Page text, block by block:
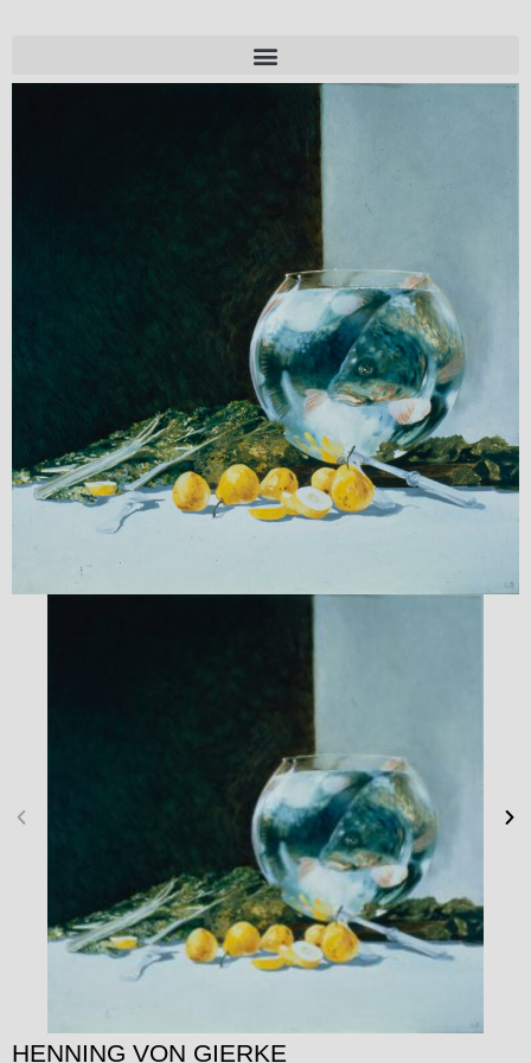
HENNING VON GIERKE